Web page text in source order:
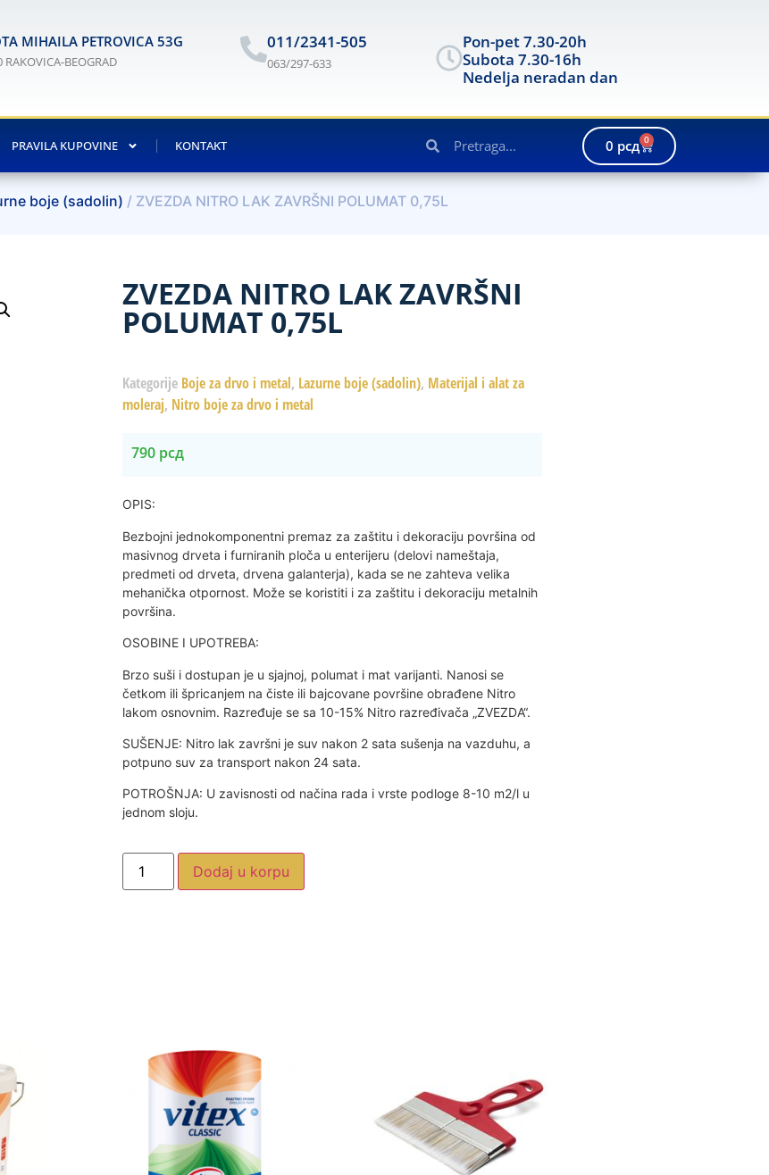
MIHAILA PETROVICA 53G
RAKOVICA-BEOGRAD
011/2341-505
063/297-633
Pon-pet 7.30-20h
Subota 7.30-16h
Nedelja neradan dan
PRAVILA KUPOVINE KONTAKT 0 рсд 0
boje (sadolin) / ZVEZDA NITRO LAK ZAVRŠNI POLUMAT 0,75L
ZVEZDA NITRO LAK ZAVRŠNI
POLUMAT 0,75L
Kategorije Boje za drvo i metal, Lazurne boje (sadolin), Materijal i alat za
moleraj, Nitro boje za drvo i metal
790 рсд
OPIS:
Bezbojni jednokomponentni premaz za zaštitu i dekoraciju površina od
masivnog drveta i furniranih ploča u enterijeru (delovi nameštaja,
predmeti od drveta, drvena galanterja), kada se ne zahteva velika
mehanička otpornost. Može se koristiti i za zaštitu i dekoraciju metalnih
površina.
OSOBINE I UPOTREBA:
Brzo suši i dostupan je u sjajnoj, polumat i mat varijanti. Nanosi se
četkom ili špricanjem na čiste ili bajcovane površine obrađene Nitro
lakom osnovnim. Razređuje se sa 10-15% Nitro razređivača „ZVEZDA“.
SUŠENJE: Nitro lak završni je suv nakon 2 sata sušenja na vazduhu, a
potpuno suv za transport nakon 24 sata.
POTROŠNJA: U zavisnosti od načina rada i vrste podloge 8-10 m2/l u
jednom sloju.
Dodaj u korpu